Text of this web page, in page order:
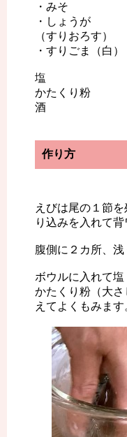
・みそ 大
・しょうが
（すりおろす）
・すりごま（白
塩
かたくり粉
酒
作り方
えびは尾の１節
り込みを入れて背
腹側に２カ所、浅
ボウルに入れて塩
かたくり粉（大
えてよくもみます